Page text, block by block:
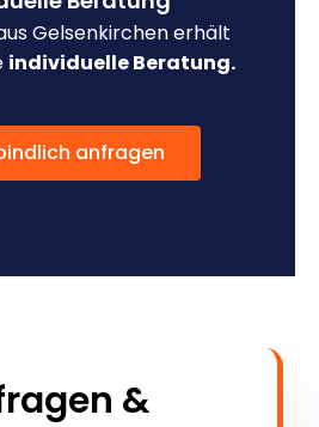
Gelsenkirchen erhält
individuelle Beratung.
anfragen
&